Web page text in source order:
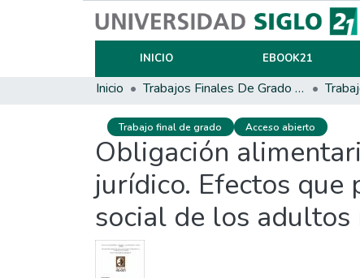
INICIO EBOOK21
Inicio Trabajos Finales De Grado Y Posgrado
Trabajo final de grado Acceso abierto
Obligación
jurídico. Efectos
social de los adultos